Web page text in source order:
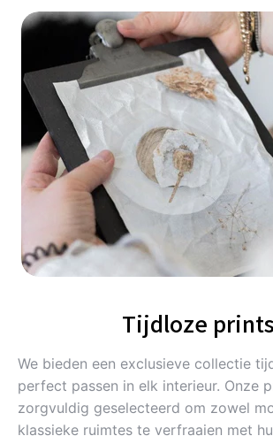
Tijdloze prints
We bieden een exclusieve collectie
perfect passen in elk interieur. Onze
zorgvuldig geselecteerd om zowel
klassieke ruimtes te verfraaien met